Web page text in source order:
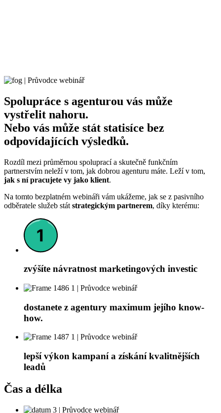
Spolupráce s agenturou vás může
vystřelit nahoru.
Nebo vás může stát statisíce bez
odpovídajících výsledků.
Rozdíl mezi průměrnou spoluprací a skutečně funkčním
partnerstvím neleží v tom, jak dobrou agenturu máte. Leží v tom,
jak s ní pracujete vy jako klient.
Na tomto bezplatném webináři vám ukážeme, jak se z pasivního
odběratele služeb stát strategickým partnerem, díky kterému:
zvýšíte návratnost marketingových investic
dostanete z agentury maximum jejího know-
how.
lepší výkon kampaní a získání kvalitnějších
leadů
Čas a délka